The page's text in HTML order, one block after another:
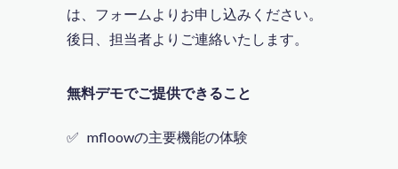
は、フォームよりお申し込みください。
後日、担当者よりご連絡いたします。
無料デモでご提供できること
✅ mfloowの主要機能の体験